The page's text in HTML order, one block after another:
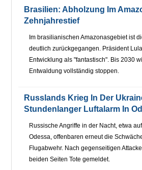
Brasilien: Abholzung Im
Zehnjahrestief
Im brasilianischen Amazonasgebiet ist
deutlich zurückgegangen. Präsident
Entwicklung als "fantastisch". Bis 2030
Entwaldung vollständig stoppen.
Russlands Krieg In Der
Stundenlanger Luftalarm In
Russische Angriffe in der Nacht, etwa
Odessa, offenbaren erneut die
Flugabwehr. Nach gegenseitigen
beiden Seiten Tote gemeldet.